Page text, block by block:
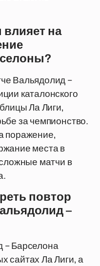
влияет на
Вальядолид –
каталонского
Ла Лиги,
за чемпионство.
поражение,
места в
матчи в
повтор
–
– Барселона
сайтах Ла Лиги, а